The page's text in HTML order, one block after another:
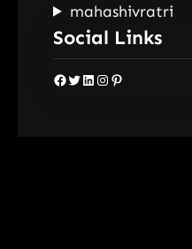
mahashivratri
Social Links
Facebook Twitter LinkedIn Instagram Pinterest